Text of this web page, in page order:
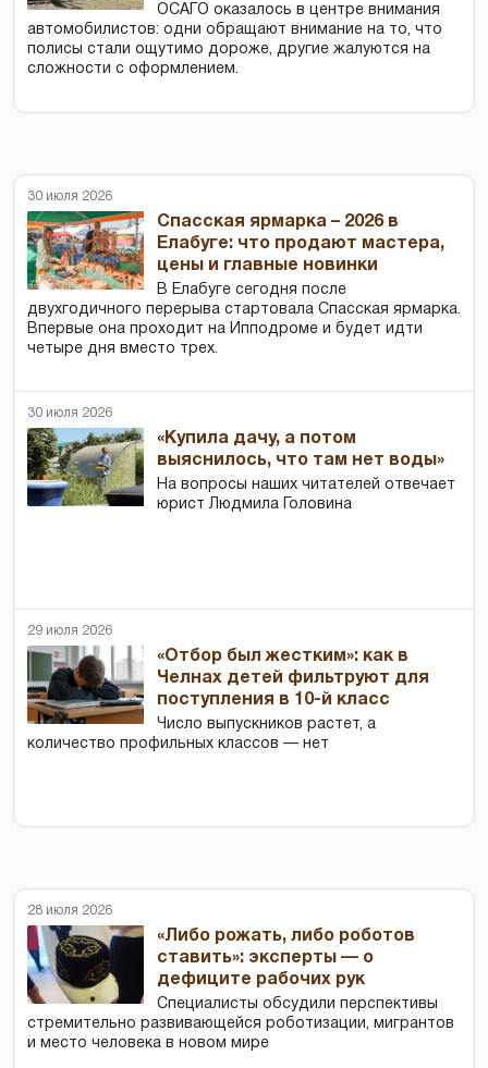
ОСАГО оказалось в центре внимания
автомобилистов: одни обращают внимание на то, что
полисы стали ощутимо дороже, другие жалуются на
сложности с оформлением.
30 июля 2026
Спасская ярмарка – 2026 в
Елабуге: что продают мастера,
цены и главные новинки
В Елабуге сегодня после
двухгодичного перерыва стартовала Спасская ярмарка.
Впервые она проходит на Ипподроме и будет идти
четыре дня вместо трех.
30 июля 2026
«Купила дачу, а потом
выяснилось, что там нет воды»
На вопросы наших читателей отвечает
юрист Людмила Головина
29 июля 2026
«Отбор был жестким»: как в
Челнах детей фильтруют для
поступления в 10-й класс
Число выпускников растет, а
количество профильных классов — нет
28 июля 2026
«Либо рожать, либо роботов
ставить»: эксперты — о
дефиците рабочих рук
Специалисты обсудили перспективы
стремительно развивающейся роботизации, мигрантов
и место человека в новом мире